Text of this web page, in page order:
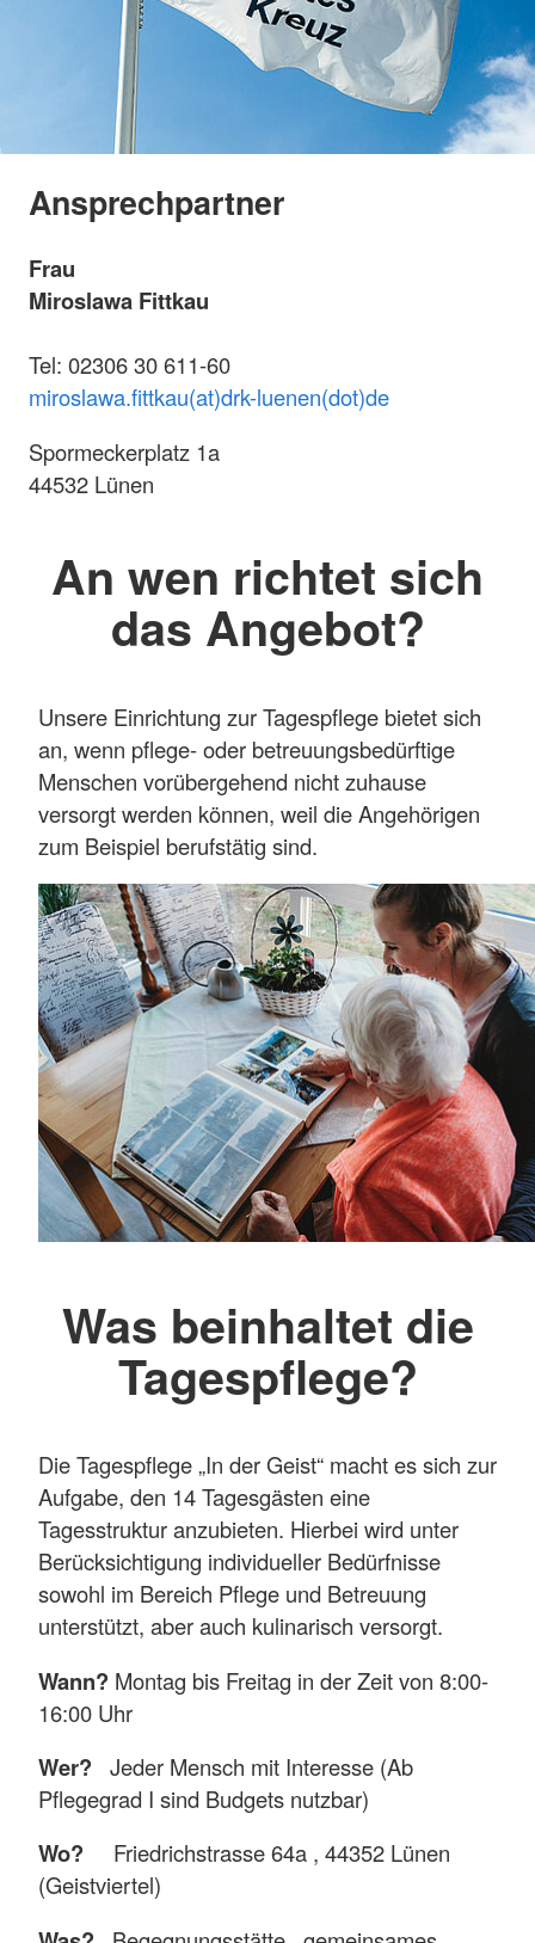
Ansprechpartner
Frau
Miroslawa Fittkau
Tel: 02306 30 611-60
miroslawa.fittkau(at)drk-luenen(dot)de
Spormeckerplatz 1a
44532 Lünen
An wen richtet sich
das Angebot?
Unsere Einrichtung zur Tagespflege bietet sich
an, wenn pflege- oder betreuungsbedürftige
Menschen vorübergehend nicht zuhause
versorgt werden können, weil die Angehörigen
zum Beispiel berufstätig sind.
Was beinhaltet die
Tagespflege?
Die Tagespflege „In der Geist“ macht es sich zur
Aufgabe, den 14 Tagesgästen eine
Tagesstruktur anzubieten. Hierbei wird unter
Berücksichtigung individueller Bedürfnisse
sowohl im Bereich Pflege und Betreuung
unterstützt, aber auch kulinarisch versorgt.
Wann? Montag bis Freitag in der Zeit von 8:00-
16:00 Uhr
Wer? Jeder Mensch mit Interesse (Ab
Pflegegrad I sind Budgets nutzbar)
Wo? Friedrichstrasse 64a , 44352 Lünen
(Geistviertel)